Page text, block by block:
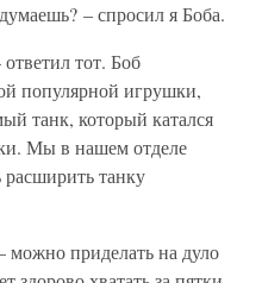
– спросил я Боба.
тот. Боб
популярной игрушки,
танк, который катался
Мы в нашем отделе
расширить танку
можно приделать на дуло